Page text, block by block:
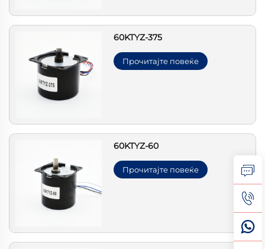
60KTYZ-375
Прочитајте повеќе
60KTYZ-60
Прочитајте повеќе